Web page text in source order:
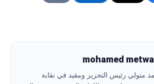
mohamed
متولي رئيس التحرير ومقيد في نقابة